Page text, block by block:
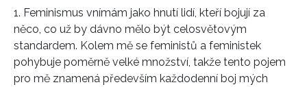
1. Feminismus vnímám jako hnutí lidí, kteří bojují za
něco, co už by dávno mělo být celosvětovým
standardem. Kolem mě se feministů a feministek
pohybuje poměrně velké množství, takže tento pojem
pro mě znamená především každodenní boj mých